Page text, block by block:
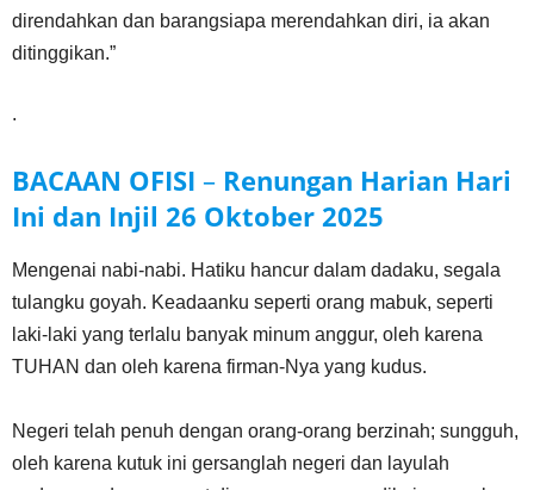
direndahkan dan barangsiapa merendahkan diri, ia akan
ditinggikan.”
.
BACAAN OFISI – Renungan Harian Hari
Ini dan Injil 26 Oktober 2025
Mengenai nabi-nabi. Hatiku hancur dalam dadaku, segala
tulangku goyah. Keadaanku seperti orang mabuk, seperti
laki-laki yang terlalu banyak minum anggur, oleh karena
TUHAN dan oleh karena firman-Nya yang kudus.
Negeri telah penuh dengan orang-orang berzinah; sungguh,
oleh karena kutuk ini gersanglah negeri dan layulah